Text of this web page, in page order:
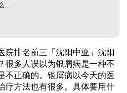
...
排名前三「沈阳中亚」沈阳
很多人误以为银屑病是一种不
不正确的。银屑病以今天的医
疗方法也有很多。具体要用什